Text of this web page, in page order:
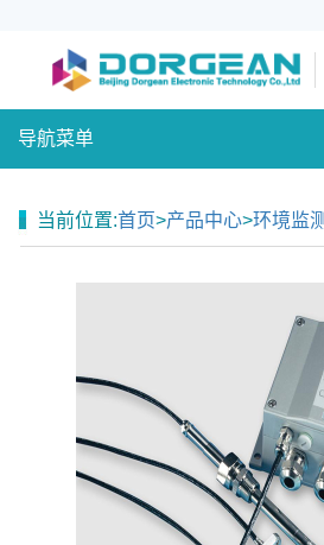
导航菜单
当前位置:首页>产品中心>环境监